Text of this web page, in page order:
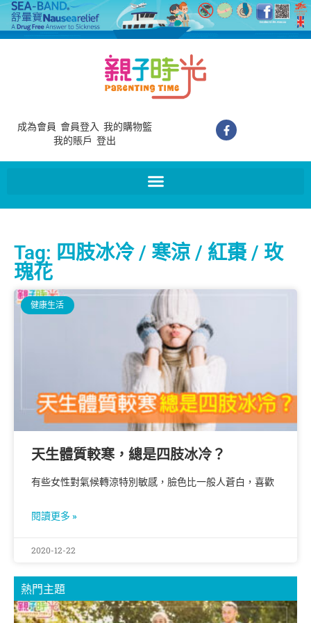
成為會員 會員登入 我的購物籃
我的賬戶 登出
Tag: 四肢冰冷 / 寒涼 / 紅棗 / 玫
瑰花
健康生活
天生體質較寒，總是四肢冰冷？
有些女性對氣候轉涼特別敏感，臉色比一般人蒼白，喜歡
閱讀更多 »
2020-12-22
熱門主題